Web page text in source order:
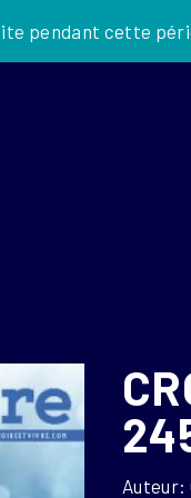
pendant cette
JE DONNE
Auteur: